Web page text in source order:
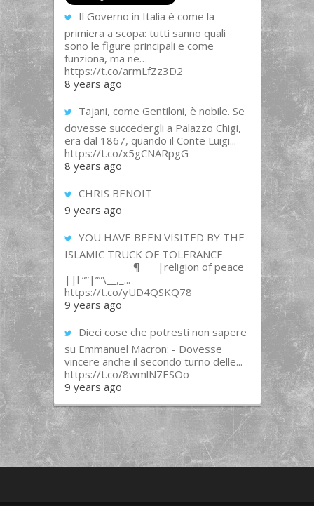
Il Governo in Italia è come la
primiera a scopa: tutti sanno quali
sono le figure principali e come
funziona, ma ne…
https://t.co/armLfZz3D2
8 years ago
Tajani, come Gentiloni, è nobile. Se
dovesse succedergli a Palazzo Chigi,
era dal 1867, quando il Conte Luigi...
https://t.co/x5gCNARpgG
8 years ago
CHRIS BENOIT
9 years ago
YOU HAVE BEEN VISITED BY THE
ISLAMIC TRUCK OF TOLERANCE
______________¶___ |religion of peace
||l “”|””\__,_...
https://t.co/yUD4QSKQ78
9 years ago
Dieci cose che potresti non sapere
su Emmanuel Macron: - Dovesse
vincere anche il secondo turno delle...
https://t.co/8wmlN7ESOo
9 years ago